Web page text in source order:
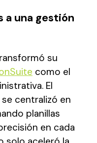
a una gestión
su
como el
El
centralizó en
planillas
en cada